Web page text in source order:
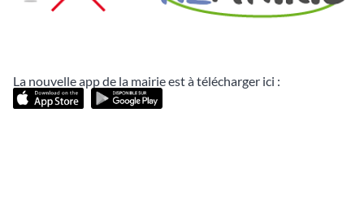
La nouvelle app de la mairie est à télécharger ici :